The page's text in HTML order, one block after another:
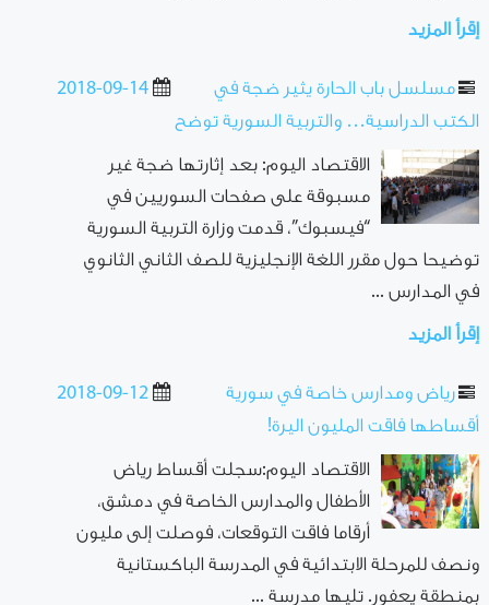
إقرأ المزيد
2018-09-14
مسلسل باب الحارة يثير ضجة في
الكتب الدراسية… والتربية السورية توضح
الاقتصاد اليوم: بعد إثارتها ضجة غير
مسبوقة على صفحات السوريين في
“فيسبوك”، قدمت وزارة التربية السورية
توضيحا حول مقرر اللغة الإنجليزية للصف الثاني الثانوي
في المدارس ...
إقرأ المزيد
2018-09-12
رياض ومدارس خاصة في سورية
أقساطها فاقت المليون اليرة!
الاقتصاد اليوم:سجلت أقساط رياض
الأطفال والمدارس الخاصة في دمشق،
أرقاما فاقت التوقعات، فوصلت إلى مليون
ونصف للمرحلة الابتدائية في المدرسة الباكستانية
بمنطقة يعفور. تليها مدرسة ...